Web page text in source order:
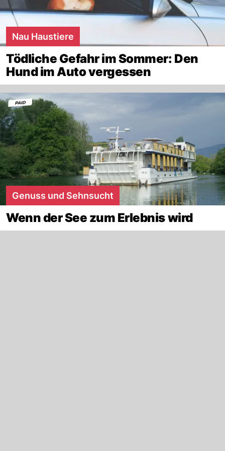
Nau Haustiere
Tödliche Gefahr im Sommer: Den
Hund im Auto vergessen
Genuss und Sehnsucht
Wenn der See zum Erlebnis wird